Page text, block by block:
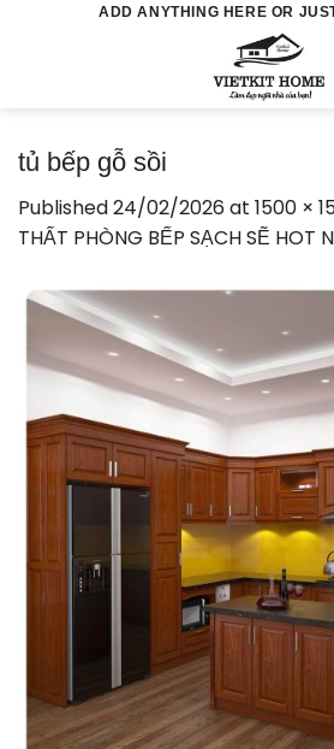
ADD ANYTHING HERE OR
tủ bếp gỗ sồi
Published24/02/2026 at 1500 ×
THẤT PHÒNG BẾP SẠCH SẼ HOT